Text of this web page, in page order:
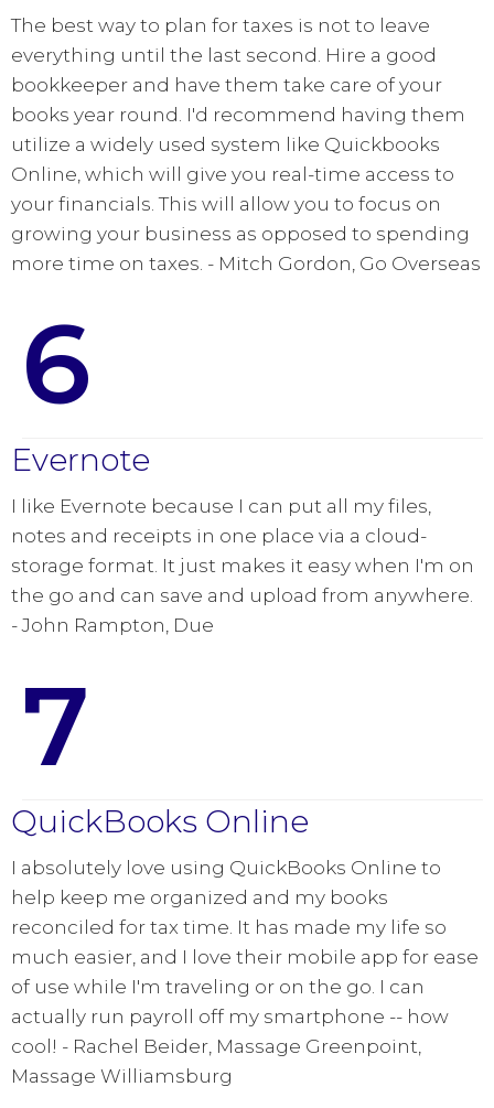
The best way to plan for taxes is not to leave
everything until the last second. Hire a good
bookkeeper and have them take care of your
books year round. I'd recommend having them
utilize a widely used system like Quickbooks
Online, which will give you real-time access to
your financials. This will allow you to focus on
growing your business as opposed to spending
more time on taxes. - Mitch Gordon, Go Overseas
6
Evernote
I like Evernote because I can put all my files,
notes and receipts in one place via a cloud-
storage format. It just makes it easy when I'm on
the go and can save and upload from anywhere.
- John Rampton, Due
7
QuickBooks Online
I absolutely love using QuickBooks Online to
help keep me organized and my books
reconciled for tax time. It has made my life so
much easier, and I love their mobile app for ease
of use while I'm traveling or on the go. I can
actually run payroll off my smartphone -- how
cool! - Rachel Beider, Massage Greenpoint,
Massage Williamsburg